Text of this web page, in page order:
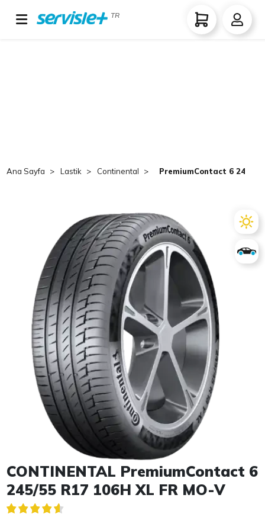
TR
Ana Sayfa Lastik Continental PremiumContact 6 245/55
Item 1 of 1
CONTINENTAL PremiumContact 6
245/55 R17 106H XL FR MO-V